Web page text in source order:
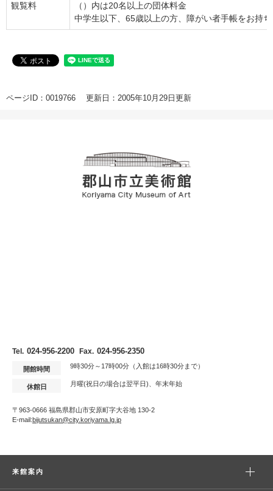
観覧料
（）内は20名以上の団体料金
中学生以下、65歳以上の方、障がい者手帳をお持
ページID：0019766 更新日：2005年10月29日更新
Tel. 024-956-2200 Fax. 024-956-2350
開館時間 9時30分～17時00分（入館は16時30分まで）
休館日 月曜(祝日の場合は翌平日)、年末年始
〒963-0666 福島県郡山市安原町字大谷地 130-2
E-mail:bijutsukan@city.koriyama.lg.jp
来館案内